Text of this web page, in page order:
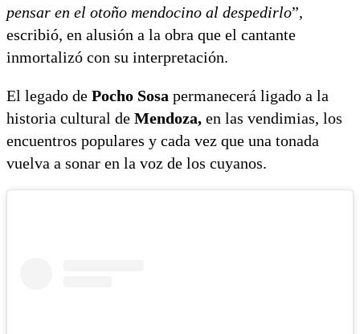
pensar en el otoño mendocino al despedirlo”,
escribió, en alusión a la obra que el cantante
inmortalizó con su interpretación.
El legado de Pocho Sosa permanecerá ligado a la
historia cultural de Mendoza, en las vendimias, los
encuentros populares y cada vez que una tonada
vuelva a sonar en la voz de los cuyanos.